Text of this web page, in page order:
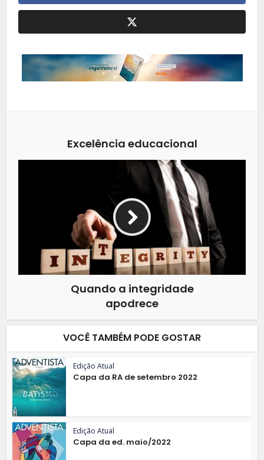
Excelência educacional
Quando a integridade
apodrece
VOCÊ TAMBÉM PODE GOSTAR
Edição Atual
Capa da RA de setembro 2022
Edição Atual
Capa da ed. maio/2022